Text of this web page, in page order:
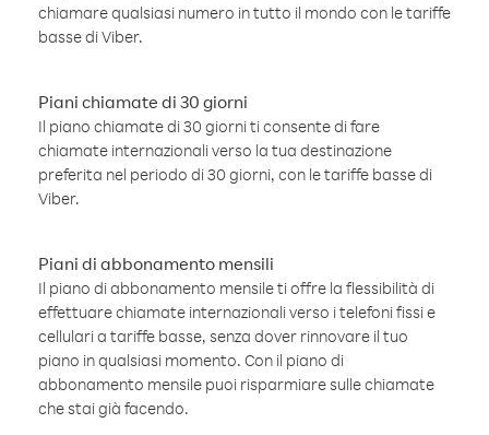
chiamare qualsiasi numero in tutto il mondo con le tariffe
basse di Viber.
Piani chiamate di 30 giorni
Il piano chiamate di 30 giorni ti consente di fare
chiamate internazionali verso la tua destinazione
preferita nel periodo di 30 giorni, con le tariffe basse di
Viber.
Piani di abbonamento mensili
Il piano di abbonamento mensile ti offre la flessibilità di
effettuare chiamate internazionali verso i telefoni fissi e
cellulari a tariffe basse, senza dover rinnovare il tuo
piano in qualsiasi momento. Con il piano di
abbonamento mensile puoi risparmiare sulle chiamate
che stai già facendo.